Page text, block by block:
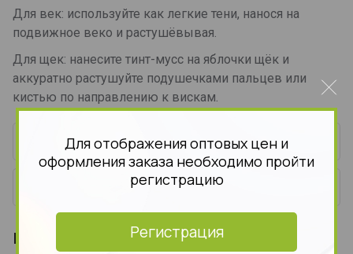
Для отображения оптовых цен и
оформления заказа необходимо пройти
регистрацию
Регистрация
Для век: используйте как легкие тени, нанося на
подвижное веко и растушёвывая.
Для щек: нанесите тинт-мусс на яблочки щёк и
аккуратно растушуйте подушечками пальцев или
кистью по направлению к вискам.
Параметры
Находится в разделах